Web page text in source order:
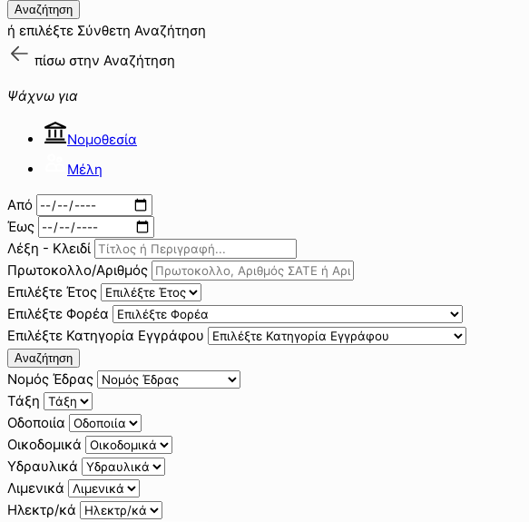
Αναζήτηση
ή επιλέξτε Σύνθετη Αναζήτηση
πίσω στην Αναζήτηση
Ψάχνω για
Νομοθεσία
Μέλη
Από
Έως
Λέξη - Κλειδί
Πρωτοκολλο/Αριθμός
Επιλέξτε Έτος
Επιλέξτε Φορέα
Επιλέξτε Κατηγορία Εγγράφου
Αναζήτηση
Νομός Έδρας
Τάξη
Οδοποιία
Οικοδομικά
Υδραυλικά
Λιμενικά
Ηλεκτρ/κά